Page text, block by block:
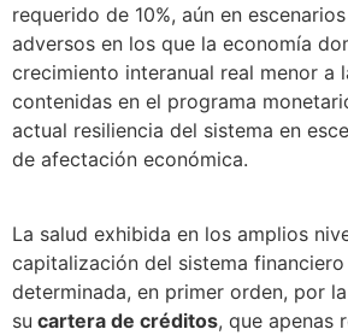
requerido de 10%, aún en
adversos en los que la economía
crecimiento interanual real menor a
contenidas en el programa
actual resiliencia del sistema en
de afectación económica.
La salud exhibida en los amplios
capitalización del sistema
determinada, en primer orden, por
su cartera de créditos, que apenas